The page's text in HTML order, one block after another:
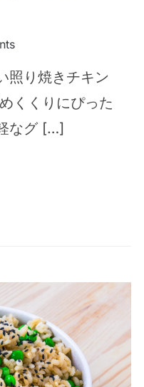
照り焼きチキン
くくりにぴった
なグ […]